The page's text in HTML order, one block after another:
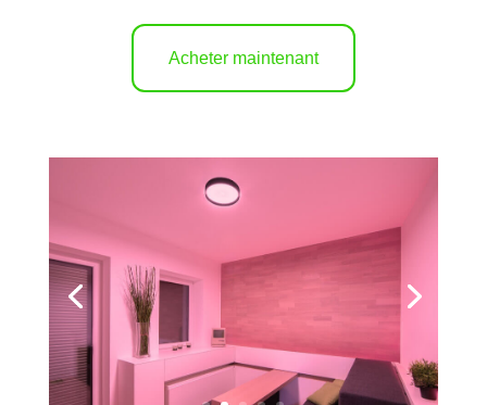
Acheter maintenant